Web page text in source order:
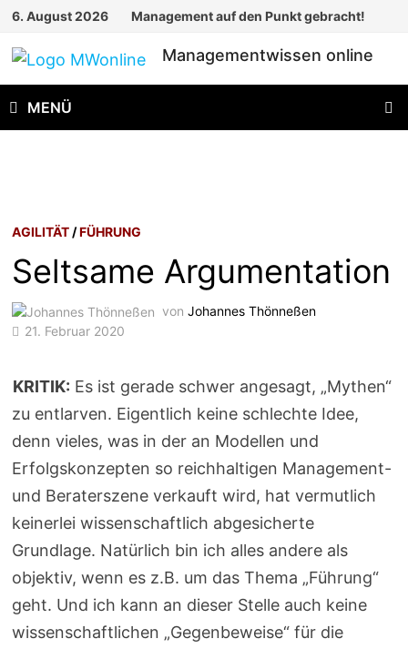
Zum
springen
6. August 2026 Management auf den Punkt gebracht!
Managementwissen online
MENÜ
AGILITÄT /FÜHRUNG
Seltsame Argumentation
vonJohannes Thönneßen
21. Februar 2020
KRITIK: Es ist gerade schwer angesagt, „Mythen“
zu entlarven. Eigentlich keine schlechte Idee,
denn vieles, was in der an Modellen und
Erfolgskonzepten so reichhaltigen Management-
und Beraterszene verkauft wird, hat vermutlich
keinerlei wissenschaftlich abgesicherte
Grundlage. Natürlich bin ich alles andere als
objektiv, wenn es z.B. um das Thema „Führung“
geht. Und ich kann an dieser Stelle auch keine
wissenschaftlichen „Gegenbeweise“ für die